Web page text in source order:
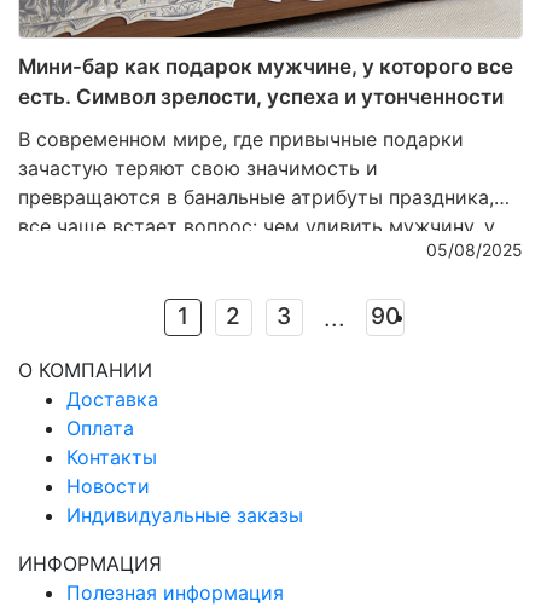
Мини-бар как подарок мужчине, у которого все
есть. Символ зрелости, успеха и утонченности
В современном мире, где привычные подарки
зачастую теряют свою значимость и
превращаются в банальные атрибуты праздника,
все чаще встает вопрос: чем удивить мужчину, у
которого, кажется, уже есть абсолютно все? Ответ
выгоде, а в эстетике и глубинном символизме.
Настоящий подарок – это не вещь, которую можно
использовать ежедневно без особого внимания, а
предмет, который станет выражением уважения,
признания и тонкого вкуса. Именно поэтому мини-
бар из благородных материалов — это больше, чем
подарок. Это знак зрелости, успеха и внутреннего
достоинства.
05/08/2025
1 2 3 ... 90
О КОМПАНИИ
Доставка
Оплата
Контакты
Новости
Индивидуальные заказы
ИНФОРМАЦИЯ
Полезная информация